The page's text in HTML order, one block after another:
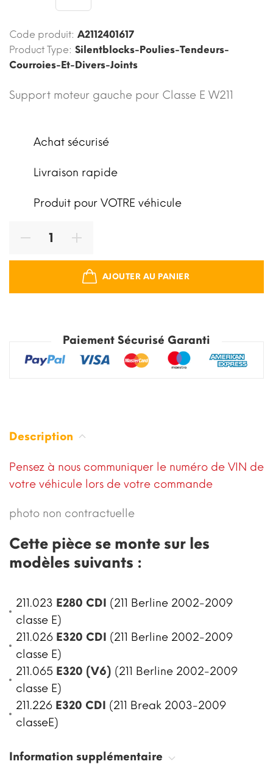
Code produit: A2112401617
Product Type: Silentblocks-Poulies-Tendeurs-
Courroies-Et-Divers-Joints
Support moteur gauche pour Classe E W211
Achat sécurisé
Livraison rapide
Produit pour VOTRE véhicule
AJOUTER AU PANIER
Paiement Sécurisé Garanti
Description
Pensez à nous communiquer le numéro de VIN de
votre véhicule lors de votre commande
photo non contractuelle
Cette pièce se monte sur les
modèles suivants :
211.023 E280 CDI (211 Berline 2002-2009
classe E)
211.026 E320 CDI (211 Berline 2002-2009
classe E)
211.065 E320 (V6) (211 Berline 2002-2009
classe E)
211.226 E320 CDI (211 Break 2003-2009
classeE)
Information supplémentaire